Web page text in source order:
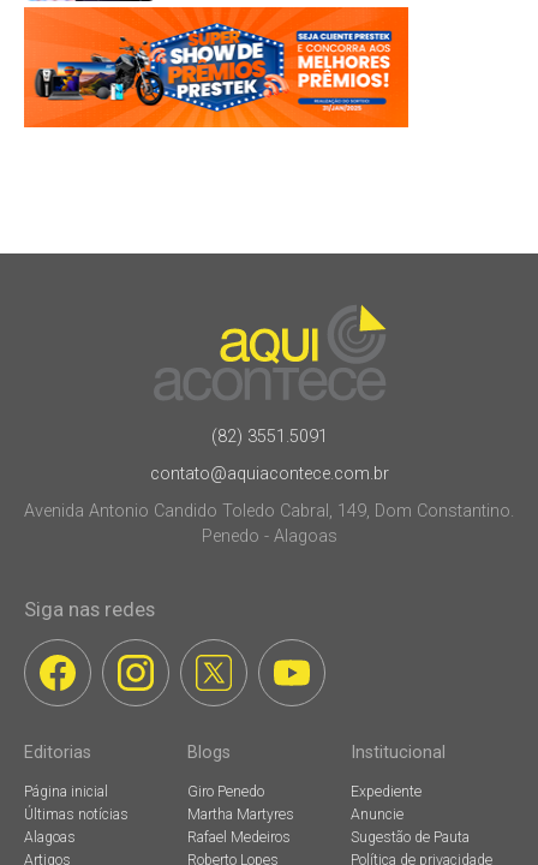
(82) 3551.5091
contato@aquiacontece.com.br
Avenida Antonio Candido Toledo Cabral, 149, Dom Constantino.
Penedo - Alagoas
Siga nas redes
Editorias
Página inicial
Últimas notícias
Alagoas
Artigos
Blogs
Giro Penedo
Martha Martyres
Rafael Medeiros
Roberto Lopes
Institucional
Expediente
Anuncie
Sugestão de Pauta
Política de privacidade